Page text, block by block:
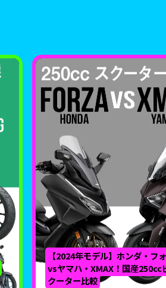
【2024年モデル】ホンダ・フ
vsヤマハ・XMAX！国産250cc
クーター比較